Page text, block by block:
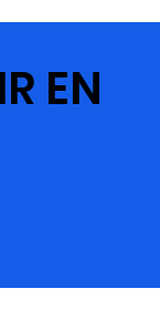
EN